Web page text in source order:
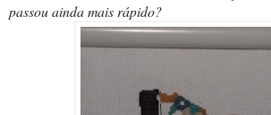
passou ainda mais rápido?